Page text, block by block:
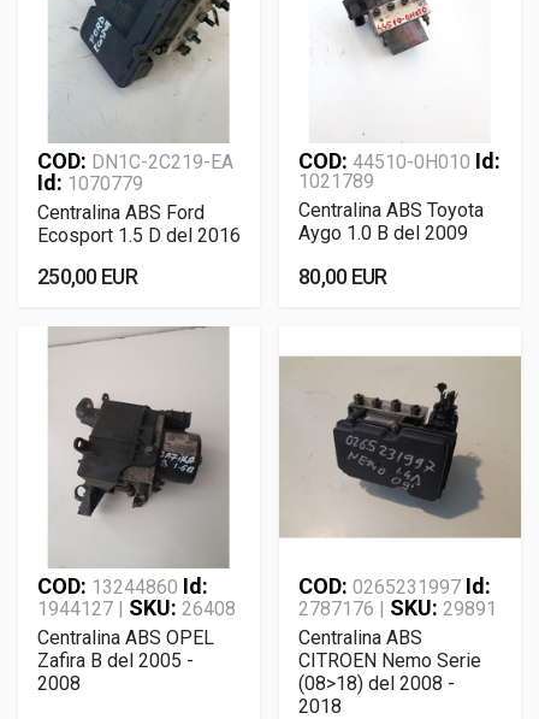
COD: DN1C-2C219-EA
Id: 1070779
Centralina ABS Ford
Ecosport 1.5 D del 2016
250,00 EUR
COD: 44510-0H010 Id:
1021789
Centralina ABS Toyota
Aygo 1.0 B del 2009
80,00 EUR
COD: 13244860 Id:
1944127 | SKU: 26408
Centralina ABS OPEL
Zafira B del 2005 -
2008
COD: 0265231997 Id:
2787176 | SKU: 29891
Centralina ABS
CITROEN Nemo Serie
(08>18) del 2008 -
2018